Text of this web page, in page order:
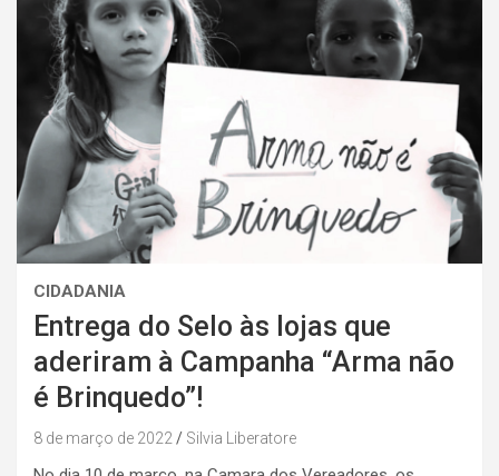
CIDADANIA
Entrega do Selo às lojas que
aderiram à Campanha “Arma não
é Brinquedo”!
8 de março de 2022 Silvia Liberatore